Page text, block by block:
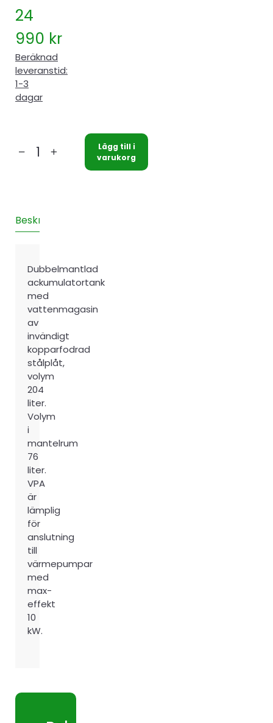
24
990 kr
Beräknad
leveranstid:
1-3
dagar
Nibe
Lägg till i
varukorg
Beskrivning
Dubbelmantlad
ackumulatortank
med
vattenmagasin
av
invändigt
kopparfodrad
stålplåt,
volym
204
liter.
Volym
i
mantelrum
76
liter.
VPA
är
lämplig
för
anslutning
till
värmepumpar
med
max-
effekt
10
kW.